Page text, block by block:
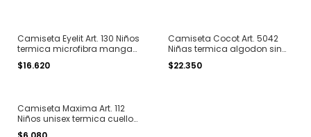
Camiseta Eyelit Art. 130 Niños
termica microfibra manga
larga cuello redondo T. 6 al
16
$16.620
Camiseta Cocot Art. 5042
Niñas termica algodon sin
costura manga larga cuello
redondo T. 8 al 12
$22.350
Camiseta Maxima Art. 112
Niños unisex termica cuello
redondo manga larga